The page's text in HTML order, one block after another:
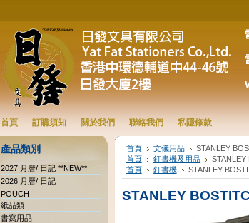
首頁 訂購須知 關於我們 聯絡我們 私隱條款
產品類別
2027 月曆/ 日記 **NEW**
2026 月曆/ 日記
POUCH
紙品類
書寫用品
首頁 文儀用品
STANLEY
首頁
釘書機及用品
首頁
釘書機 STANLEY
STANLEY